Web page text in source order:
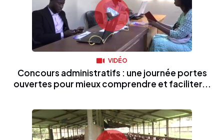
VIDÉO
Concours administratifs : une journée portes
ouvertes pour mieux comprendre et faciliter...